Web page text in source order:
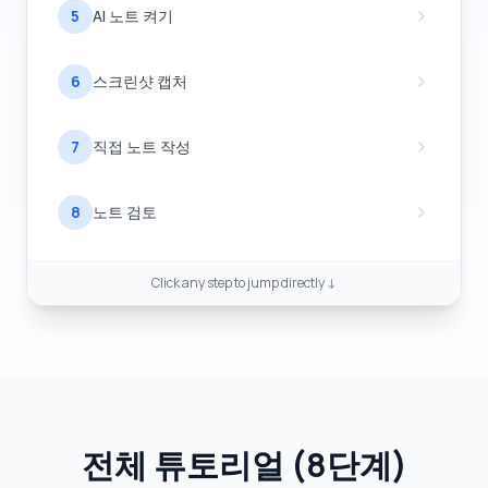
5 AI 노트 켜기
6 스크린샷 캡처
7 직접 노트 작성
8 노트 검토
Click any step to jump directly ↓
전체 튜토리얼 (8단계)